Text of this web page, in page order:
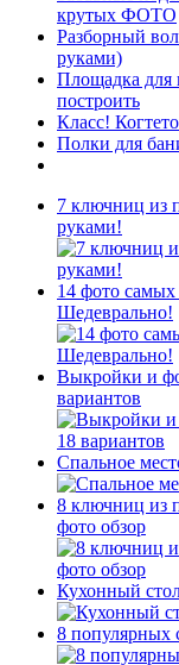
крутых ФОТО
Разборный
руками)
Площадка для
построить
Класс!
Полки для
7 ключниц из
руками!
14 фото
Шедеврально!
Выкройки и
вариантов
Спальное
8 ключниц из
фото обзор
Кухонный
8 популярных